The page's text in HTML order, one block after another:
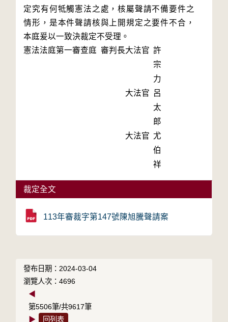
定究有何牴觸憲法之處，核屬聲請不備要件之
情形，是本件聲請核與上開規定之要件不合，
本庭爰以一致決裁定不受理。
憲法法庭第一審查庭 審判長大法官 許
宗
力
大法官 呂
太
郎
大法官 尤
伯
祥
裁定全文
113年審裁字第147號陳旭騰聲請案
發布日期：2024-03-04
瀏覽人次：4696
◀
第5506筆/共9617筆
▶
回列表